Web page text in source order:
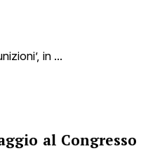
in ...
al Congresso